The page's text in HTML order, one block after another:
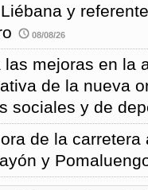
y
08/08/26
mejoras en la
de la nueva
sociales y de
de la carretera
y